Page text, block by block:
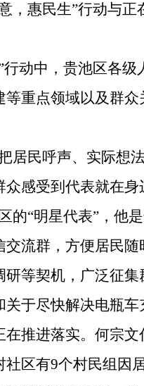
，惠民生”行动与
中，贵池区各级
重点领域以及群
民呼声、实际想法
感受到代表就在
的“明星代表”，他
流群，方便居民
等契机，广泛征
于尽快解决电瓶
推进落实。何宗
区有9个村民组因